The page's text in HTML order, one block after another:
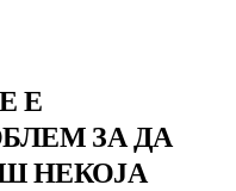
Е
ЗА ДА
НЕКОЈА